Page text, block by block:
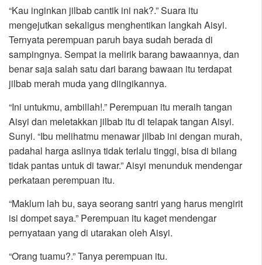
“Kau inginkan jilbab cantik ini nak?.” Suara itu
mengejutkan sekaligus menghentikan langkah Aisyi.
Ternyata perempuan paruh baya sudah berada di
sampingnya. Sempat ia melirik barang bawaannya, dan
benar saja salah satu dari barang bawaan itu terdapat
jilbab merah muda yang diingikannya.
“Ini untukmu, ambillah!.” Perempuan itu meraih tangan
Aisyi dan meletakkan jilbab itu di telapak tangan Aisyi.
Sunyi. “Ibu melihatmu menawar jilbab ini dengan murah,
padahal harga aslinya tidak terlalu tinggi, bisa di bilang
tidak pantas untuk di tawar.” Aisyi menunduk mendengar
perkataan perempuan itu.
“Maklum lah bu, saya seorang santri yang harus mengirit
isi dompet saya.” Perempuan itu kaget mendengar
pernyataan yang di utarakan oleh Aisyi.
“Orang tuamu?.” Tanya perempuan itu.